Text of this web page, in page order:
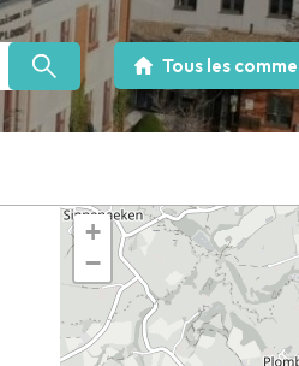
Tous les
+
−